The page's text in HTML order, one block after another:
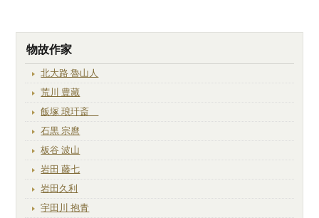
物故作家
北大路 魯山人
荒川 豊藏
飯塚 琅玕斎
石黒 宗麿
板谷 波山
岩田 藤七
岩田久利
宇田川 抱青